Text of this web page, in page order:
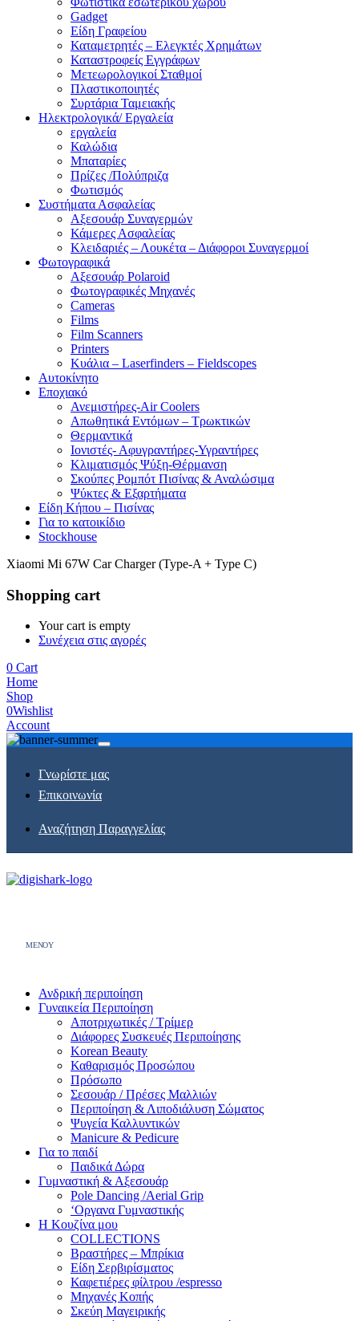
Gadget
Είδη Γραφείου
Καταμετρητές – Ελεγκτές Χρημάτων
Καταστροφείς Εγγράφων
Μετεωρολογικοί Σταθμοί
Πλαστικοποιητές
Συρτάρια Ταμειακής
Ηλεκτρολογικά/ Εργαλεία
εργαλεία
Καλώδια
Μπαταρίες
Πρίζες /Πολύπριζα
Φωτισμός
Συστήματα Ασφαλείας
Αξεσουάρ Συναγερμών
Κάμερες Ασφαλείας
Κλειδαριές – Λουκέτα – Διάφοροι Συναγερμοί
Φωτογραφικά
Αξεσουάρ Polaroid
Φωτογραφικές Μηχανές
Cameras
Films
Film Scanners
Printers
Κυάλια – Laserfinders – Fieldscopes
Αυτοκίνητο
Εποχιακό
Ανεμιστήρες-Air Coolers
Απωθητικά Εντόμων – Τρωκτικών
Θερμαντικά
Ιονιστές- Αφυγραντήρες-Υγραντήρες
Κλιματισμός Ψύξη-Θέρμανση
Σκούπες Ρομπότ Πισίνας & Αναλώσιμα
Ψύκτες & Εξαρτήματα
Είδη Κήπου – Πισίνας
Για το κατοικίδιο
Stockhouse
Xiaomi Mi 67W Car Charger (Type-A + Type C)
Shopping cart
Your cart is empty
Συνέχεια στις αγορές
0 Cart
Home
Shop
0Wishlist
Account
Γνωρίστε μας
Επικοινωνία
Αναζήτηση Παραγγελίας
MENOY
Ανδρική περιποίηση
Γυναικεία Περιποίηση
Αποτριχωτικές / Τρίμερ
Διάφορες Συσκευές Περιποίησης
Korean Beauty
Καθαρισμός Προσώπου
Πρόσωπο
Σεσουάρ / Πρέσες Μαλλιών
Περιποίηση & Λιποδιάλυση Σώματος
Ψυγεία Καλλυντικών
Manicure & Pedicure
Για το παιδί
Παιδικά Δώρα
Γυμναστική & Αξεσουάρ
Pole Dancing /Aerial Grip
‘Οργανα Γυμναστικής
Η Κουζίνα μου
COLLECTIONS
Βραστήρες – Μπρίκια
Είδη Σερβιρίσματος
Καφετιέρες φίλτρου /espresso
Μηχανές Κοπής
Σκεύη Μαγειρικής